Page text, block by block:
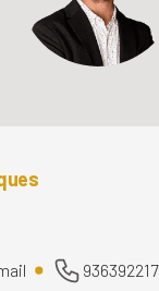
936392217